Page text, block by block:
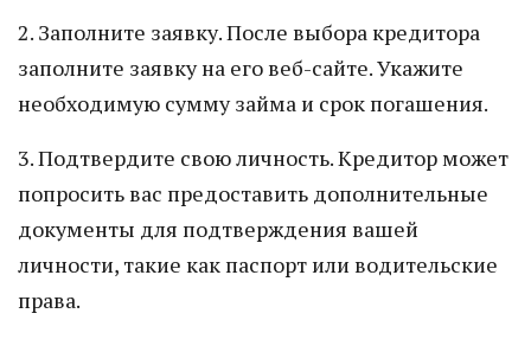
2. Заполните заявку. После выбора кредитора
заполните заявку на его веб-сайте. Укажите
необходимую сумму займа и срок погашения.
3. Подтвердите свою личность. Кредитор может
попросить вас предоставить дополнительные
документы для подтверждения вашей
личности, такие как паспорт или водительские
права.